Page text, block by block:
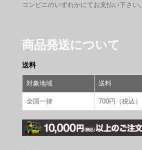
コンビニのいずれかにてお支払い下さい。
商品発送について
送料
対象地域 送料
全国一律 700円（税込）